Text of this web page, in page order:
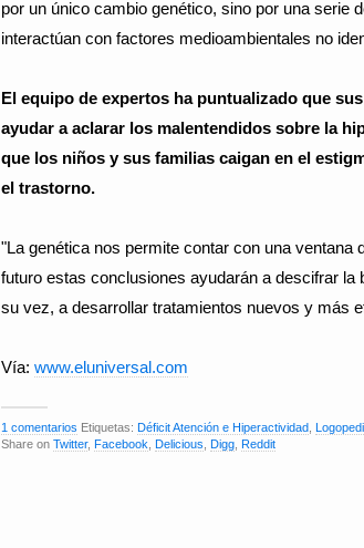
por un único cambio genético, sino por una serie
interactúan con factores medioambientales no
El equipo de expertos ha puntualizado que
ayudar a aclarar los malentendidos sobre la
que los niños y sus familias caigan en el
el trastorno.
"La genética nos permite contar con una ventana
futuro estas conclusiones ayudarán a descifrar la
su vez, a desarrollar tratamientos nuevos y más
Vía: www.eluniversal.com
1 comentarios Etiquetas: Déficit Atención e Hiperactividad
Share on Twitter, Facebook Delicious Digg Reddit